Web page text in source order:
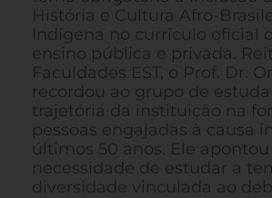
História e Cultura Afro-
Indígena no currículo oficial
ensino pública e privada.
Faculdades EST, o Prof. Dr.
recordou ao grupo de
trajetória da instituição na
pessoas engajadas à causa
últimos 50 anos. Ele apontou
necessidade de estudar a
diversidade vinculada ao